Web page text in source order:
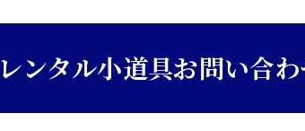
レンタル小道具お問い合